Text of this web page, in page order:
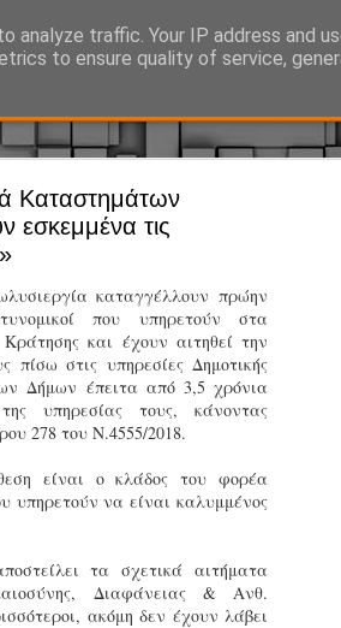
Καταστημάτων
εσκεμμένα τις
καταγγέλλουν πρώην
που υπηρετούν στα
και έχουν αιτηθεί την
πίσω στις υπηρεσίες Δημοτικής
Δήμων έπειτα από 3,5 χρόνια
υπηρεσίας τους, κάνοντας
278 του Ν.4555/2018.
είναι ο κλάδος του φορέα
υπηρετούν να είναι καλυμμένος
τα σχετικά αιτήματα
Διαφάνειας & Ανθ.
ακόμη δεν έχουν λάβει
analyze traffic. Your IP address and
to ensure quality of service,
Δημοτική Αστυνομία, την τοπική
JUL
29
Ξεκινά επίσημα η
Η Δημοτική Αστυνομία
καθώς από την 1η
επιχειρησιακή
χώρους.
ήδη ολοκληρώσει την
είναι έτοιμοι να